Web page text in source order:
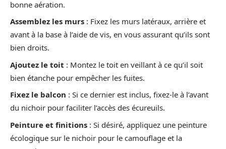
bonne aération.
Assemblez les murs : Fixez les murs latéraux, arrière et
avant à la base à l’aide de vis, en vous assurant qu’ils sont
bien droits.
Ajoutez le toit : Montez le toit en veillant à ce qu’il soit
bien étanche pour empêcher les fuites.
Fixez le balcon : Si ce dernier est inclus, fixez-le à l’avant
du nichoir pour faciliter l’accès des écureuils.
Peinture et finitions : Si désiré, appliquez une peinture
écologique sur le nichoir pour le camouflage et la